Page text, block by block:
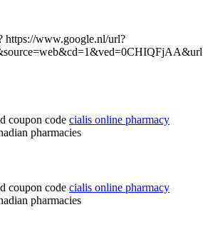
https://www.google.nl/url?
coupon code cialis online pharmacy
pharmacies
coupon code cialis online pharmacy
pharmacies